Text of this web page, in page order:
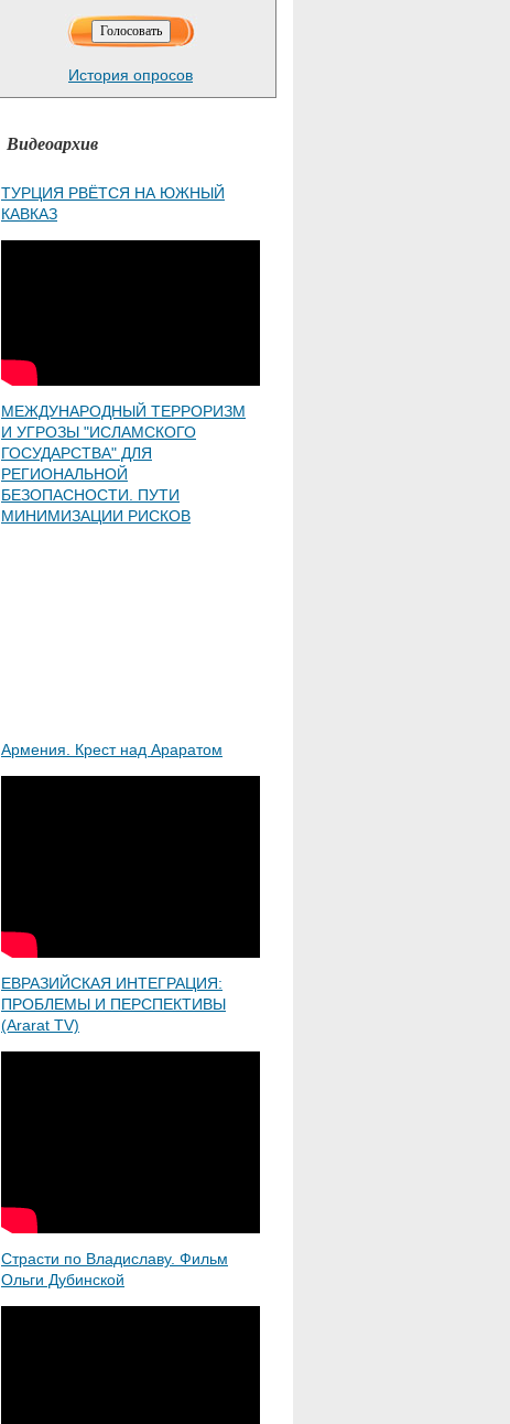
История опросов
Видеоархив
ТУРЦИЯ РВЁТСЯ НА ЮЖНЫЙ
КАВКАЗ
МЕЖДУНАРОДНЫЙ ТЕРРОРИЗМ
И УГРОЗЫ "ИСЛАМСКОГО
ГОСУДАРСТВА" ДЛЯ
РЕГИОНАЛЬНОЙ
БЕЗОПАСНОСТИ. ПУТИ
МИНИМИЗАЦИИ РИСКОВ
Армения. Крест над Араратом
ЕВРАЗИЙСКАЯ ИНТЕГРАЦИЯ:
ПРОБЛЕМЫ И ПЕРСПЕКТИВЫ
(Ararat TV)
Страсти по Владиславу. Фильм
Ольги Дубинской